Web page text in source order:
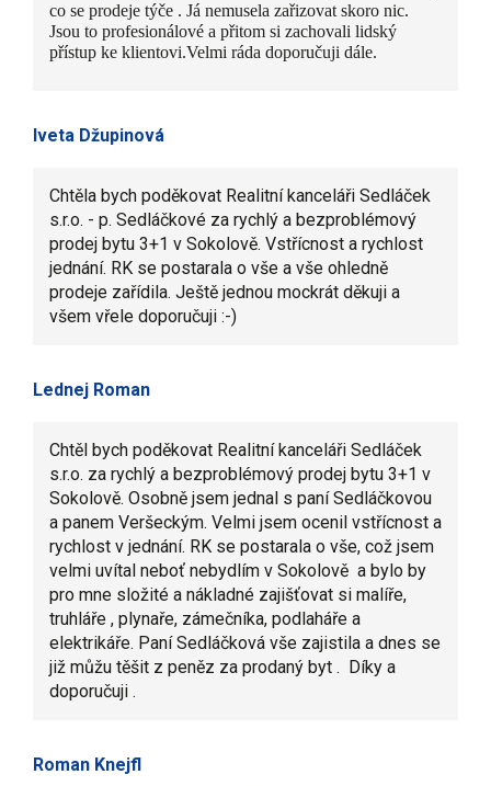
co se prodeje týče . Já nemusela zařizovat skoro nic.
Jsou to profesionálové a přitom si zachovali lidský
přístup ke klientovi.Velmi ráda doporučuji dále.
Iveta Džupinová
Chtěla bych poděkovat Realitní kanceláři Sedláček
s.r.o. - p. Sedláčkové za rychlý a bezproblémový
prodej bytu 3+1 v Sokolově. Vstřícnost a rychlost
jednání. RK se postarala o vše a vše ohledně
prodeje zařídila. Ještě jednou mockrát děkuji a
všem vřele doporučuji :-)
Lednej Roman
Chtěl bych poděkovat Realitní kanceláři Sedláček
s.r.o. za rychlý a bezproblémový prodej bytu 3+1 v
Sokolově. Osobně jsem jednal s paní Sedláčkovou
a panem Veršeckým. Velmi jsem ocenil vstřícnost a
rychlost v jednání. RK se postarala o vše, což jsem
velmi uvítal neboť nebydlím v Sokolově a bylo by
pro mne složité a nákladné zajišťovat si malíře,
truhláře , plynaře, zámečníka, podlaháře a
elektrikáře. Paní Sedláčková vše zajistila a dnes se
již můžu těšit z peněz za prodaný byt . Díky a
doporučuji .
Roman Knejfl